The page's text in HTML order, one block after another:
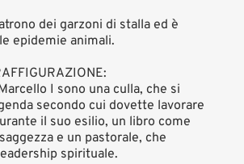
dei garzoni di stalla ed è
epidemie animali.
I sono una culla, che si
secondo cui dovette lavorare
il suo esilio, un libro come
e un pastorale, che
spirituale.